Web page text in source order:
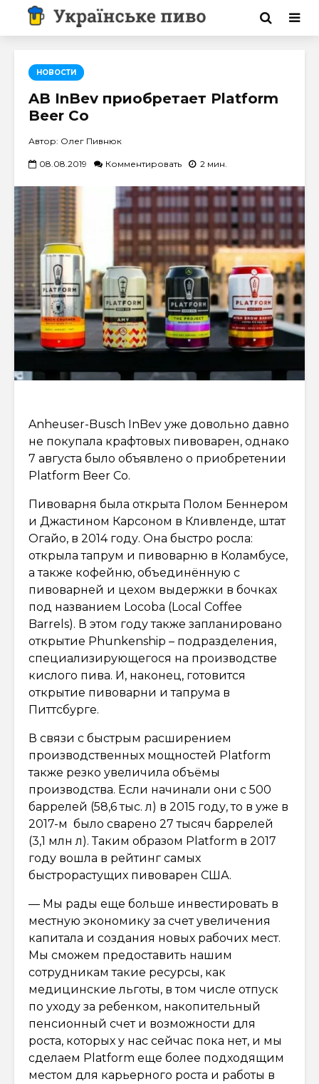
НОВОСТИ
AB InBev приобретает Platform
Beer Co
Автор: Олег Пивнюк
08.08.2019 Комментировать 2 мин.
Anheuser-Busch InBev уже довольно давно
не покупала крафтовых пивоварен, однако
7 августа было объявлено о приобретении
Platform Beer Co.
Пивоварня была открыта Полом Беннером
и Джастином Карсоном в Кливленде, штат
Огайо, в 2014 году. Она быстро росла:
открыла тапрум и пивоварню в Коламбусе,
а также кофейню, объединённую с
пивоварней и цехом выдержки в бочках
под названием Locoba (Local Coffee
Barrels). В этом году также запланировано
открытие Phunkenship – подразделения,
специализирующегося на производстве
кислого пива. И, наконец, готовится
открытие пивоварни и тапрума в
Питтсбурге.
В связи с быстрым расширением
производственных мощностей Platform
также резко увеличила объёмы
производства. Если начинали они с 500
баррелей (58,6 тыс. л) в 2015 году, то в уже в
2017-м было сварено 27 тысяч баррелей
(3,1 млн л). Таким образом Platform в 2017
году вошла в рейтинг самых
быстрорастущих пивоварен США.
— Мы рады еще больше инвестировать в
местную экономику за счет увеличения
капитала и создания новых рабочих мест.
Мы сможем предоставить нашим
сотрудникам такие ресурсы, как
медицинские льготы, в том числе отпуск
по уходу за ребенком, накопительный
пенсионный счет и возможности для
роста, которых у нас сейчас пока нет, и мы
сделаем Platform еще более подходящим
местом для карьерного роста и работы в